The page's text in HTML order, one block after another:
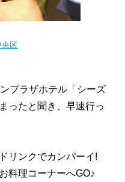
央区
プラザホテル「シーズ
ったと聞き、早速行っ
リンクでカンパーイ!
料理コーナーへGO♪